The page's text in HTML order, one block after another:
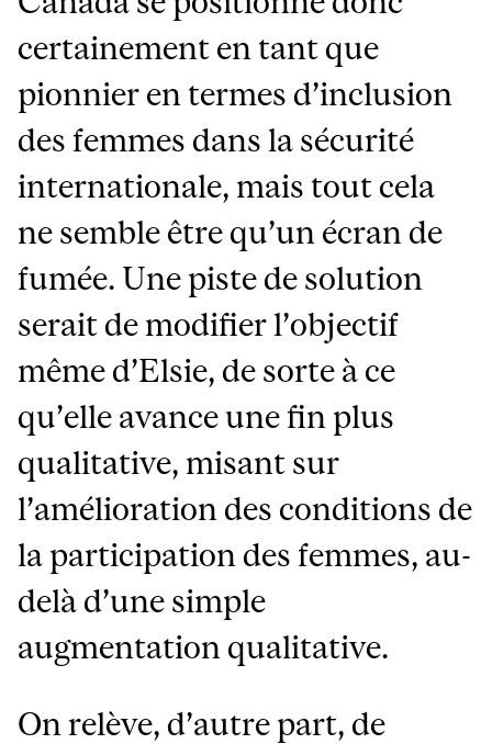
certainement en tant que
pionnier en termes d’inclusion
des femmes dans la sécurité
internationale, mais tout cela
ne semble être qu’un écran de
fumée. Une piste de solution
serait de modifier l’objectif
même d’Elsie, de sorte à ce
qu’elle avance une fin plus
qualitative, misant sur
l’amélioration des conditions de
la participation des femmes, au-
delà d’une simple
augmentation qualitative.
On relève, d’autre part, de